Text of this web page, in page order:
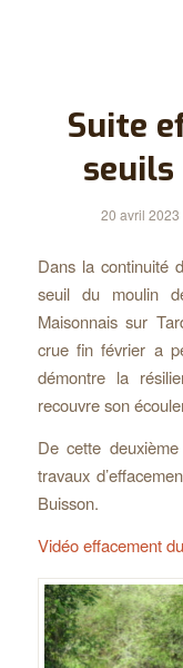
Suite
20 avril 2023
Dans la continuité
seuil du moulin
Maisonnais sur
crue fin février a
démontre la
recouvre son
De cette
travaux
Buisson.
Vidéo effacement